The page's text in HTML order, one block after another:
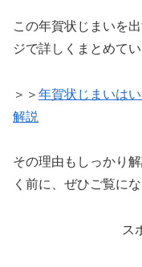
この年賀状じまいを
ジで詳しくまとめてい
＞＞ 年賀状じまいは
解説
その理由もしっかり
く前に、ぜひご覧にな
ス